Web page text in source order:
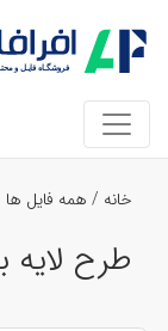
خانه / همه فایل ها
طرح لایه